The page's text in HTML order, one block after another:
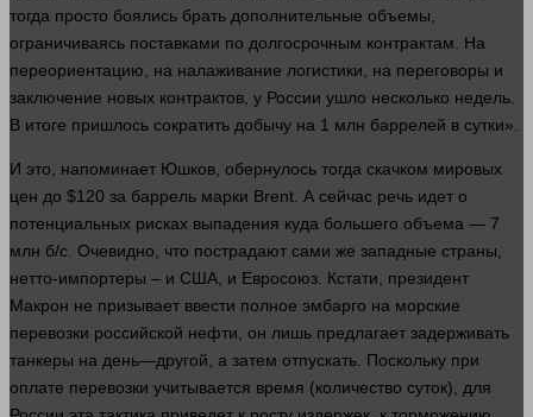
тогда просто боялись брать дополнительные объемы,
ограничиваясь поставками по долгосрочным контрактам. На
переориентацию, на налаживание логистики, на переговоры и
заключение новых контрактов, у России ушло несколько недель.
В итоге пришлось сократить добычу на 1 млн баррелей в сутки».
И это, напоминает Юшков, обернулось тогда скачком мировых
цен до $120 за баррель марки Brent. А сейчас речь идет о
потенциальных рисках выпадения куда большего объема — 7
млн б/с. Очевидно, что пострадают сами же западные страны
нетто-импортеры – и США, и Евросоюз. Кстати, президент
Макрон не призывает ввести полное эмбарго на морские
перевозки российской нефти, он лишь предлагает задерживать
танкеры на день—другой , а затем отпускать. Поскольку при
оплате перевозки учитывается время (количество суток), для